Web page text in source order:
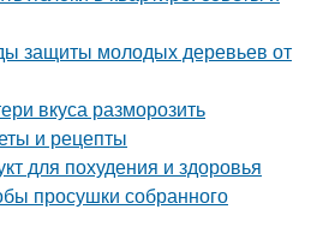
защиты молодых деревьев от
вкуса разморозить
и рецепты
для похудения и здоровья
просушки собранного